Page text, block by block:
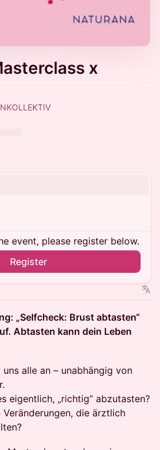
x
event, please register below.
Register
„Selfcheck: Brust abtasten“
Abtasten kann dein Leben
alle an – unabhängig von
eigentlich, „richtig“ abzutasten?
die ärztlich